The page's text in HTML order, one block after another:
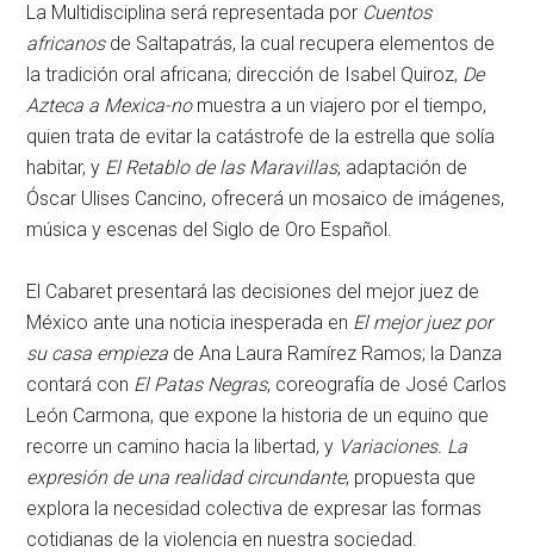
La Multidisciplina será representada por Cuentos
africanos de Saltapatrás, la cual recupera elementos de
la tradición oral africana; dirección de Isabel Quiroz, De
Azteca a Mexica-no muestra a un viajero por el tiempo,
quien trata de evitar la catástrofe de la estrella que solía
habitar, y El Retablo de las Maravillas, adaptación de
Óscar Ulises Cancino, ofrecerá un mosaico de imágenes,
música y escenas del Siglo de Oro Español.
El Cabaret presentará las decisiones del mejor juez de
México ante una noticia inesperada en El mejor juez por
su casa empieza de Ana Laura Ramírez Ramos; la Danza
contará con El Patas Negras, coreografía de José Carlos
León Carmona, que expone la historia de un equino que
recorre un camino hacia la libertad, y Variaciones. La
expresión de una realidad circundante, propuesta que
explora la necesidad colectiva de expresar las formas
cotidianas de la violencia en nuestra sociedad.